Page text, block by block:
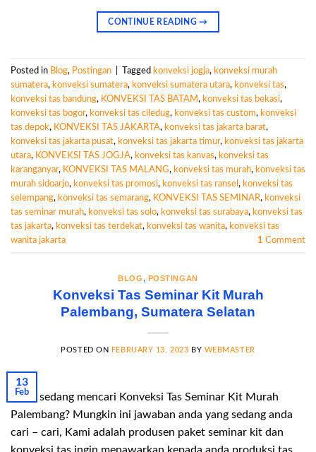
CONTINUE READING→
Posted in Blog, Postingan Tagged konveksi jogja, konveksi murah
sumatera, konveksi sumatera, konveksi sumatera utara, konveksi tas,
konveksi tas bandung, KONVEKSI TAS BATAM, konveksi tas bekasi,
konveksi tas bogor, konveksi tas ciledug, konveksi tas custom, konveksi
tas depok, KONVEKSI TAS JAKARTA, konveksi tas jakarta barat,
konveksi tas jakarta pusat, konveksi tas jakarta timur, konveksi tas jakarta
utara, KONVEKSI TAS JOGJA, konveksi tas kanvas, konveksi tas
karanganyar, KONVEKSI TAS MALANG, konveksi tas murah, konveksi tas
murah sidoarjo, konveksi tas promosi, konveksi tas ransel , konveksi tas
selempang, konveksi tas semarang, KONVEKSI TAS SEMINAR, konveksi
tas seminar murah, konveksi tas solo, konveksi tas surabaya, konveksi tas
tas jakarta, konveksi tas terdekat, konveksi tas wanita, konveksi tas
wanita jakarta
1 Comment
BLOG, POSTINGAN
Konveksi Tas Seminar Kit Murah
Palembang, Sumatera Selatan
POSTED ON FEBRUARY 13, 2023 BY WEBMASTER
13
Feb
Anda sedang mencari Konveksi Tas Seminar Kit Murah
Palembang? Mungkin ini jawaban anda yang sedang anda
cari – cari, Kami adalah produsen paket seminar kit dan